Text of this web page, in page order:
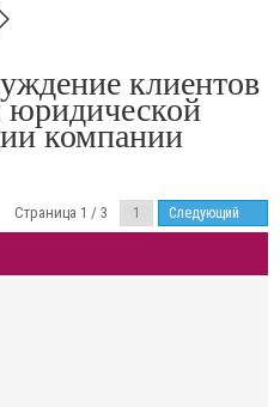
клиентов
юридической
компании
Страница 1 / 3 Следующий